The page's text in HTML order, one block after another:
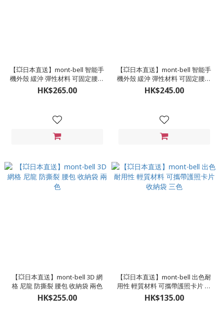
【💥日本直送】mont-bell 智能手
機外殼 緩沖 彈性材料 可固定腰帶
收納袋 三色 M尺寸
HK$265.00
【💥日本直送】mont-bell 智能手
機外殼 緩沖 彈性材料 可固定腰帶
收納袋 三色 S尺寸
HK$245.00
【💥日本直送】mont-bell 3D 網
格 尼龍 防撕裂 腰包 收納袋 兩色
HK$255.00
【💥日本直送】mont-bell 出色耐
用性 輕質材料 可攜帶護照卡片 收
納袋 三色
HK$135.00